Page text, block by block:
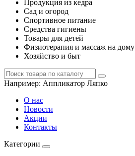
Продукция из кедра
Сад и огород
Спортивное питание
Средства гигиены
Товары для детей
Физиотерапия и массаж на дому
Хозяйство и быт
Например: Аппликатор Ляпко
О нас
Новости
Акции
Контакты
Категории